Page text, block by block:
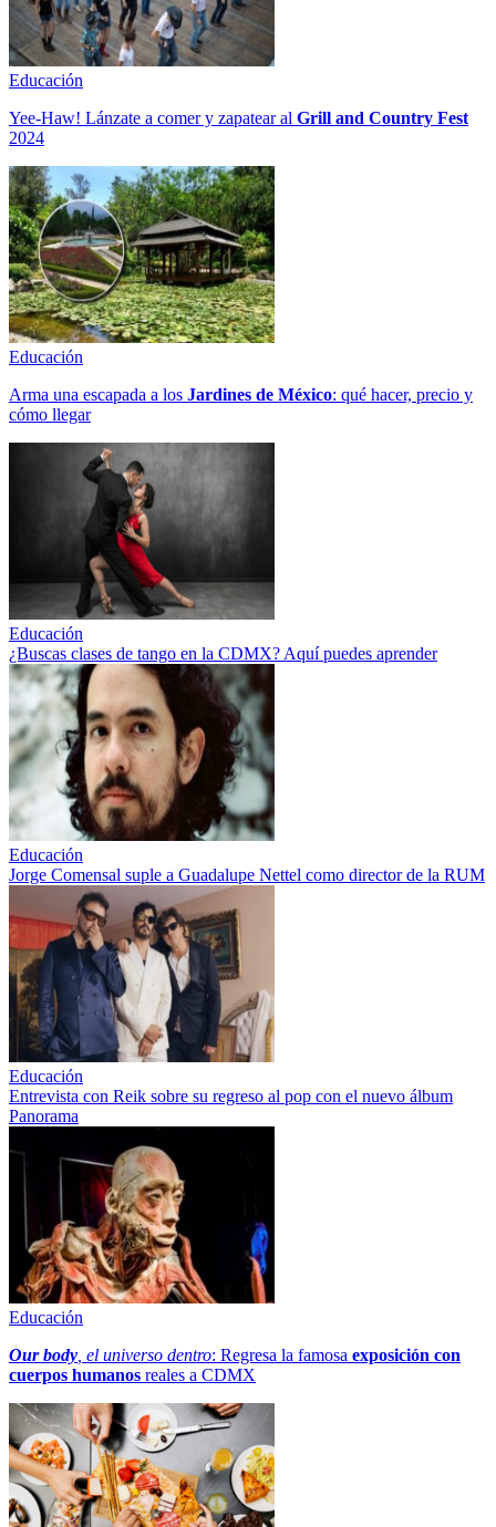
Educación
Yee-Haw! Lánzate a comer y zapatear al Grill and Country Fest
2024
Educación
Arma una escapada a los Jardines de México: qué hacer, precio y
cómo llegar
Educación
¿Buscas clases de tango en la CDMX? Aquí puedes aprender
Educación
Jorge Comensal suple a Guadalupe Nettel como director de la RUM
Educación
Entrevista con Reik sobre su regreso al pop con el nuevo álbum
Panorama
Educación
Our body , el universo dentro: Regresa la famosa exposición con
cuerpos humanos reales a CDMX